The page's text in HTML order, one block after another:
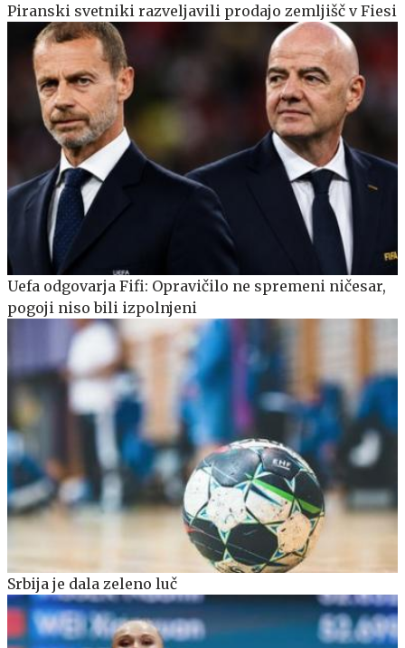
Piranski svetniki razveljavili prodajo zemljišč v Fiesi
Uefa odgovarja Fifi: Opravičilo ne spremeni ničesar,
pogoji niso bili izpolnjeni
Srbija je dala zeleno luč